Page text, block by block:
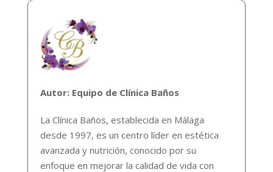
Autor: Equipo de Clínica Baños
La Clínica Baños, establecida en Málaga
desde 1997, es un centro líder en estética
avanzada y nutrición, conocido por su
enfoque en mejorar la calidad de vida con